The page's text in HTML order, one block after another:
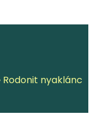
Rodonit nyaklánc